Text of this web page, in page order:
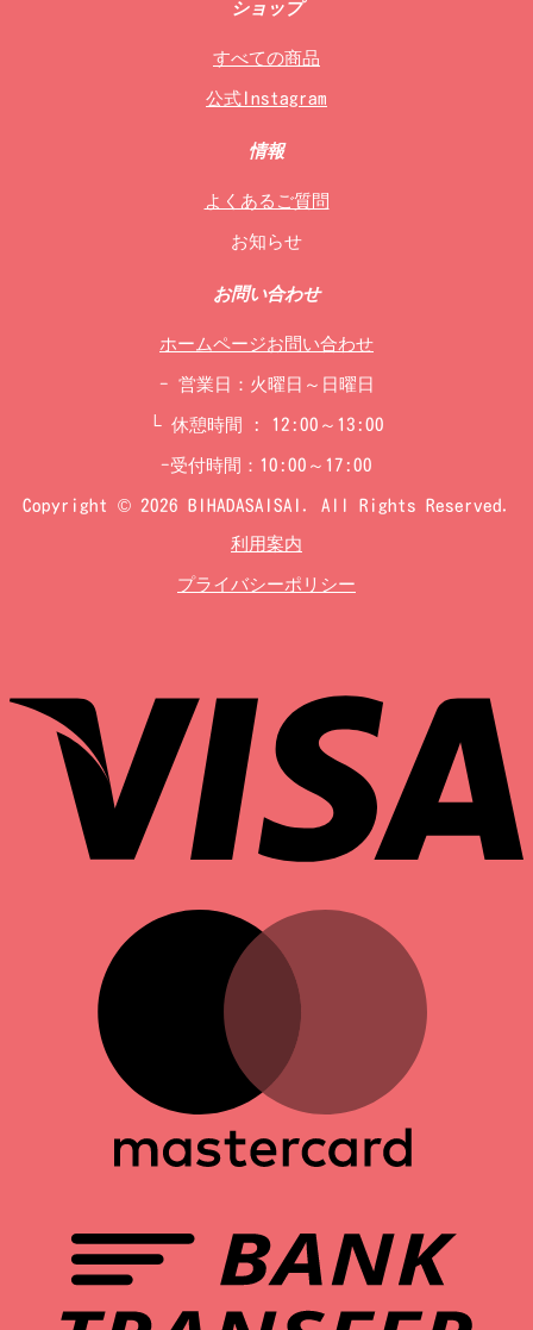
ショップ
すべての商品
公式Instagram
情報
よくあるご質問
お知らせ
お問い合わせ
ホームページお問い合わせ
- 営業日：火曜日～日曜日
└ 休憩時間 : 12:00～13:00
-受付時間：10:00～17:00
Copyright © 2026 BIHADASAISAI. All Rights Reserved.
利用案内
プライバシーポリシー